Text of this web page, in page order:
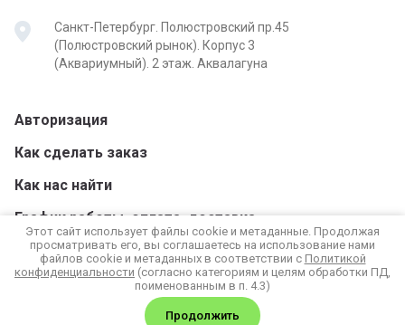
Санкт-Петербург. Полюстровский пр.45
(Полюстровский рынок). Корпус 3
(Аквариумный). 2 этаж. Аквалагуна
Авторизация
Как сделать заказ
Как нас найти
График работы, оплата, доставка
195197, Санкт-Петербург, Полюстровский пр., 45.
Лит.Б. |Карта сайта
создать интернет магазинв megagroup.ru
Этот сайт использует файлы cookie и метаданные. Продолжая
просматривать его, вы соглашаетесь на использование нами
файлов cookie и метаданных в соответствии с Политикой
конфиденциальности (согласно категориям и целям обработки ПД,
поименованным в п. 4.3)
Продолжить